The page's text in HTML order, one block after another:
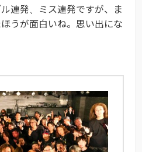
連発、ミス連発ですが、ま
うが面白いね。思い出にな